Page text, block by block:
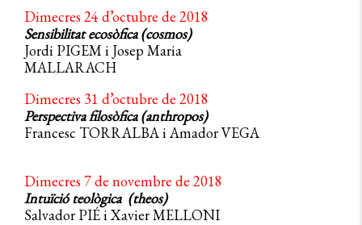
Dimecres 24 d’octubre de 2018
Sensibilitat ecosòfica (cosmos)
Jordi PIGEM i Josep Maria
MALLARACH
Dimecres 31 d’octubre de 2018
Perspectiva filosòfica (anthropos)
Francesc TORRALBA i Amador VEGA
Dimecres 7 de novembre de 2018
Intuïció teològica (theos)
Salvador PIÉ i Xavier MELLONI